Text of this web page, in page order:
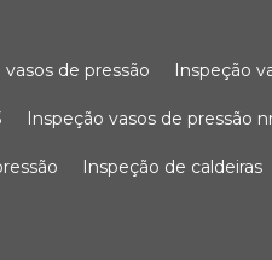
vasos de pressão inspeção
inspeção vasos de pressão
inspeção de caldeiras